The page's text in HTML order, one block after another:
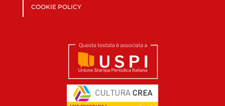
COOKIE POLICY